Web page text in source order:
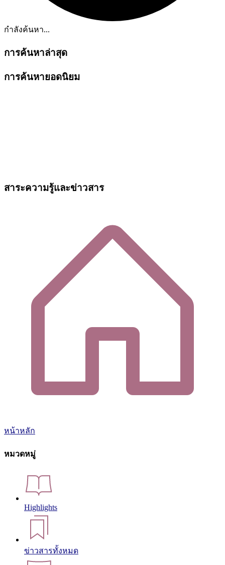
กำลังค้นหา...
การค้นหาล่าสุด
การค้นหายอดนิยม
สาระความรู้และข่าวสาร
หน้าหลัก
หมวดหมู่
Highlights
ข่าวสารทั้งหมด